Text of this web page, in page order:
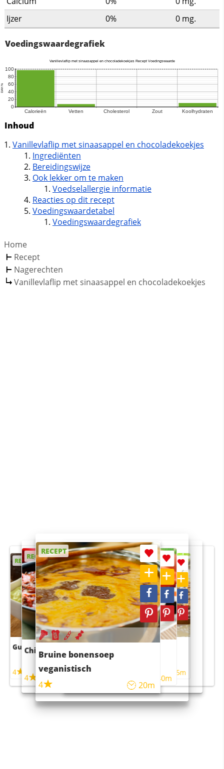
Ijzer
0% 0 mg.
Voedingswaardegrafiek
Inhoud
Vanillevlaflip met sinaasappel en chocoladekoekjes
Ingrediënten
Bereidingswijze
Ook lekker om te maken
Voedselallergie informatie
Reacties op dit recept
Voedingswaardetabel
Voedingswaardegrafiek
Home
Recept
Nagerechten
Vanillevlaflip met sinaasappel en chocoladekoekjes
RECEPT
Guacamole
4
RECEPT
Chili con carne
4 45m
RECEPT
Bruine bonensoep
veganistisch
4
20m
RECEPT
Sushi rijstsalade
maaltijdsalade
40m
RECEPT
4 55m